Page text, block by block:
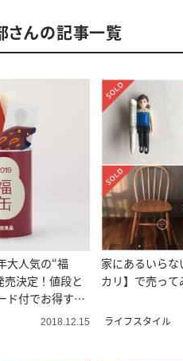
んの記事一覧
大人気の“福
決定！値段と
ド付でお得すぎ
2018.12.15
家にあるいら
カリ】で売って
ライフスタイル